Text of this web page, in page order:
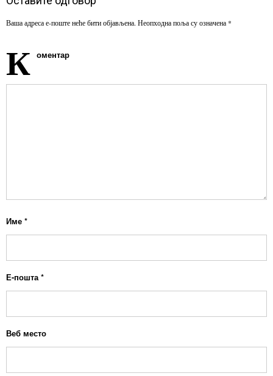
Ваша адреса е-поште неће бити објављена. Неопходна поља су означена *
К оментар
Име *
Е-пошта*
Веб место